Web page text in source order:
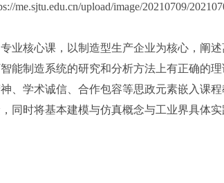
业核心课，以制造型生产企业为核心，阐
能制造系统的研究和分析方法上有正确的
、学术诚信、合作包容等思政元素嵌入课
同时将基本建模与仿真概念与工业界具体